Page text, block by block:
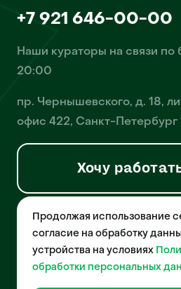
+7 921 646-00-00
Наши кураторы на связи по
20:00
пр. Чернышевского, д. 18,
офис 422, Санкт-Петербург
Хочу
© 2026 Pet-Yes. ООО «Биржа
осуществляет деятельность в
технологий, деятельность по
собственного программного
порталов в информационно-
Продолжая использование
согласие на обработку
устройства на условиях
обработки персональных